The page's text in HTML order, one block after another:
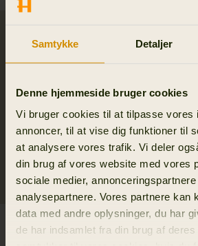
Samtykke Detaljer
Denne hjemmeside bruger cookies
Vi bruger cookies til at tilpasse vores
annoncer, til at vise dig funktioner til
at analysere vores trafik. Vi deler
din brug af vores website med vores
sociale medier, annonceringspartnere
analysepartnere. Vores partnere kan
data med andre oplysninger, du har
de har indsamlet fra din brug af deres
Dayhiker sock